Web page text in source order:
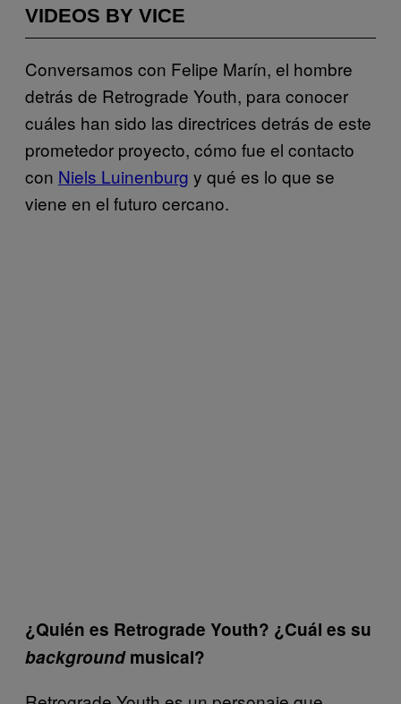
VIDEOS BY VICE
Conversamos con Felipe Marín, el hombre
detrás de Retrograde Youth, para conocer
cuáles han sido las directrices detrás de este
prometedor proyecto, cómo fue el contacto
con Niels Luinenburg y qué es lo que se
viene en el futuro cercano.
¿Quién es Retrograde Youth? ¿Cuál es su
backgroundmusical?